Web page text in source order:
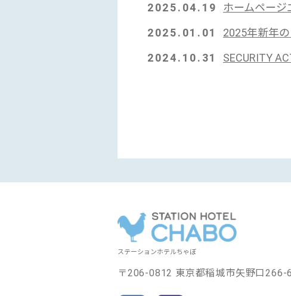
2025.04.19
ホームペー
2025.01.01
2025年新年
2024.10.31
SECURITY
ゲ
ー
ン
ステーションホテルちゃぼ
〒206-0812 東京都稲城市矢野口266-6